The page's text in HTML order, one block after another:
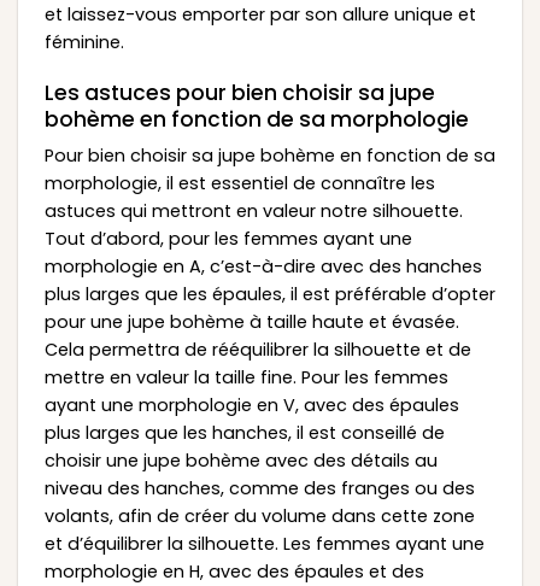
et laissez-vous emporter par son allure unique et
féminine.
Les astuces pour bien choisir sa jupe
bohème en fonction de sa morphologie
Pour bien choisir sa jupe bohème en fonction de sa
morphologie, il est essentiel de connaître les
astuces qui mettront en valeur notre silhouette.
Tout d’abord, pour les femmes ayant une
morphologie en A, c’est-à-dire avec des hanches
plus larges que les épaules, il est préférable d’opter
pour une jupe bohème à taille haute et évasée.
Cela permettra de rééquilibrer la silhouette et de
mettre en valeur la taille fine. Pour les femmes
ayant une morphologie en V, avec des épaules
plus larges que les hanches, il est conseillé de
choisir une jupe bohème avec des détails au
niveau des hanches, comme des franges ou des
volants, afin de créer du volume dans cette zone
et d’équilibrer la silhouette. Les femmes ayant une
morphologie en H, avec des épaules et des